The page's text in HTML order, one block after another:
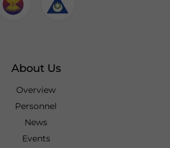
About Us
Overview
Personnel
News
Events